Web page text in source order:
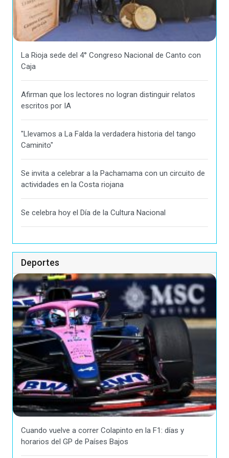
La Rioja sede del 4° Congreso Nacional de Canto con
Caja
Afirman que los lectores no logran distinguir relatos
escritos por IA
"Llevamos a La Falda la verdadera historia del tango
Caminito"
Se invita a celebrar a la Pachamama con un circuito de
actividades en la Costa riojana
Se celebra hoy el Día de la Cultura Nacional
Deportes
Cuando vuelve a correr Colapinto en la F1: días y
horarios del GP de Países Bajos